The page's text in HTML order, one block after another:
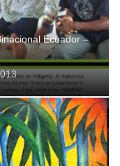
Ecuador –